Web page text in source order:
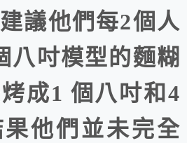
議他們每2個人
八吋模型的麵糊
成1 個八吋和4
他們並未完全